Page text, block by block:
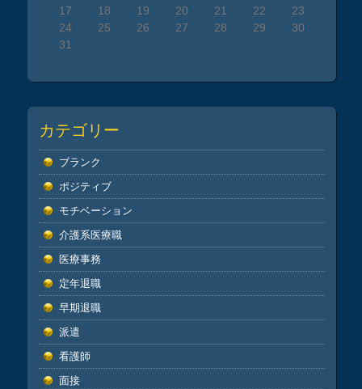
17
18 19 20 21 22
23
24
25 26 27 28 29
30
31
カテゴリー
ブランク
ポジティブ
モチベーション
介護系医療職
医療事務
定年退職
早期退職
派遣
看護師
面接